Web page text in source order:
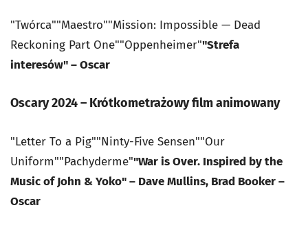
"Twórca""Maestro""Mission: Impossible — Dead
Reckoning Part One""Oppenheimer""Strefa
interesów" – Oscar
Oscary 2024 – Krótkometrażowy film animowany
"Letter To a Pig""Ninty-Five Sensen""Our
Uniform""Pachyderme""War is Over. Inspired by the
Music of John & Yoko" – Dave Mullins, Brad Booker –
Oscar